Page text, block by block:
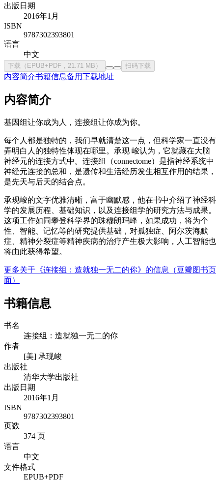
出版日期
2016年1月
ISBN
9787302393801
语言
中文
下载（EPUB+PDF，21.71 MB） 扫码下载
内容简介书籍信息备用下载地址
内容简介
基因组让你成为人，连接组让你成为你。
每个人都是独特的，我们早就清楚这一点，但科学家一直没有
弄明白人的独特性体现在哪里。承现 峻认为，它就藏在大脑
神经元的连接方式中。连接组（connectome）是指神经系统中
神经元连接的总和，是遗传和生活经历发生相互作用的结果，
是先天与后天的结合点。
承现峻的文字优雅清晰，富于幽默感，他在书中介绍了神经科
学的发展历程、基础知识，以及连接组学的研究方法与成果。
这项工作如同攀登科学界的珠穆朗玛峰，如果成功，将为个
性、智能、记忆等的研究提供基础，对孤独症、阿尔茨海默
症、精神分裂症等精神疾病的治疗产生极大影响，人工智能也
将由此获得希望。
更多关于《连接组：造就独一无二的你》的信息（豆瓣图书页
面）
书籍信息
书名
连接组：造就独一无二的你
作者
[美] 承现峻
出版社
清华大学出版社
出版日期
2016年1月
ISBN
9787302393801
页数
374 页
语言
中文
文件格式
EPUB+PDF